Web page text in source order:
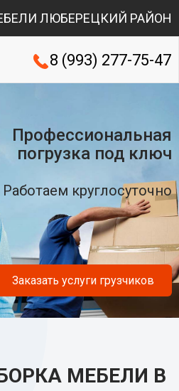
ЛЮБЕРЕЦКИЙ РАЙОН
8 (993) 277-75-47
Профессиональная
погрузка под ключ
Работаем круглосуточно
Заказать услуги грузчиков
МЕБЕЛИ В